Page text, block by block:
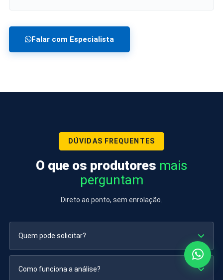
Falar com Especialista
DÚVIDAS FREQUENTES
O que os produtores mais
perguntam
Direto ao ponto, sem enrolação.
Quem pode solicitar?
Como funciona a análise?